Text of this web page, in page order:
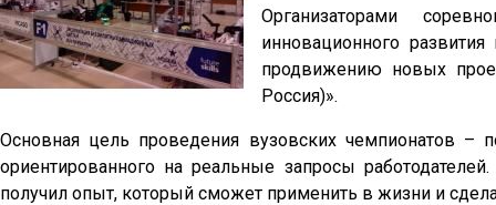
Организаторами
инновационного
продвижению новых
Россия)».
Основная цель проведения вузовских чемпионатов –
ориентированного на реальные запросы
получил опыт, который сможет применить в жизни и